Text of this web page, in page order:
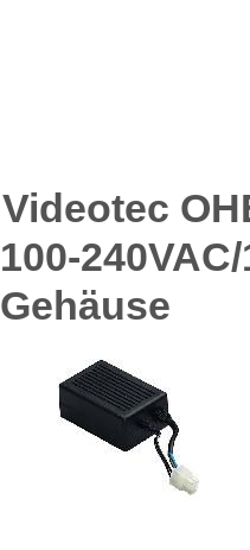
Videotec
100-
Gehäuse